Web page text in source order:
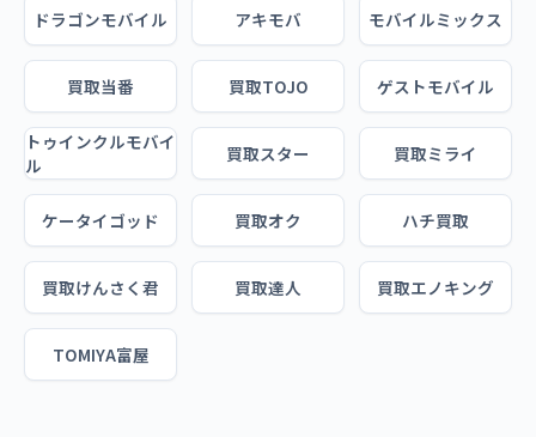
ドラゴンモバイル アキモバ モバイルミックス
買取当番 買取TOJO ゲストモバイル
トゥインクルモバイ
ル
買取スター 買取ミライ
ケータイゴッド 買取オク ハチ買取
買取けんさく君 買取達人 買取エノキング
TOMIYA富屋